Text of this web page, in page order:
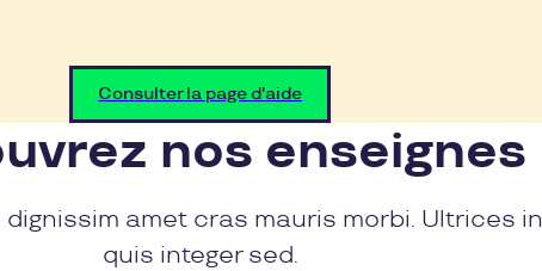
Consulter la page d'aide
nos enseignes
amet cras mauris morbi. Ultrices in
quis integer sed.